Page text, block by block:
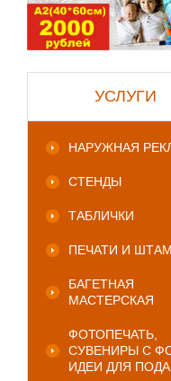
УСЛУГИ
НАРУЖНАЯ
СТЕНДЫ
ТАБЛИЧКИ
ПЕЧАТИ И
БАГЕТНАЯ
МАСТЕРСКАЯ
ФОТОПЕЧАТЬ,
СУВЕНИРЫ С
ИДЕИ ДЛЯ